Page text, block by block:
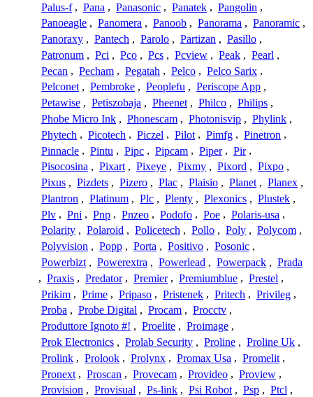
Palus-f , Pana , Panasonic , Panatek , Pangolin ,
Panoeagle , Panomera , Panoob , Panorama , Panoramic ,
Panoraxy , Pantech , Parolo , Partizan , Pasillo ,
Patronum , Pci , Pco , Pcs , Pcview , Peak , Pearl ,
Pecan , Pecham , Pegatah , Pelco , Pelco Sarix ,
Pelconet , Pembroke , Peoplefu , Periscope App ,
Petawise , Petiszobaja , Pheenet , Philco , Philips ,
Phobe Micro Ink , Phonescam , Photonisvip , Phylink ,
Phytech , Picotech , Piczel , Pilot , Pimfg , Pinetron ,
Pinnacle , Pintu , Pipc , Pipcam , Piper , Pir ,
Pisocosina , Pixart , Pixeye , Pixmy , Pixord , Pixpo ,
Pixus , Pizdets , Pizero , Plac , Plaisio , Planet , Planex ,
Plantron , Platinum , Plc , Plenty , Plexonics , Plustek ,
Plv , Pni , Pnp , Pnzeo , Podofo , Poe , Polaris-usa ,
Polarity , Polaroid , Policetech , Pollo , Poly , Polycom ,
Polyvision , Popp , Porta , Positivo , Posonic ,
Powerbizt , Powerextra , Powerlead , Powerpack , Prada
, Praxis , Predator , Premier , Premiumblue , Prestel ,
Prikim , Prime , Pripaso , Pristenek , Pritech , Privileg ,
Proba , Probe Digital , Procam , Procctv ,
Produttore Ignoto #! , Proelite , Proimage ,
Prok Electronics , Prolab Security , Proline , Proline Uk ,
Prolink , Prolook , Prolynx , Promax Usa , Promelit ,
Pronext , Proscan , Provecam , Provideo , Proview ,
Provision , Provisual , Ps-link , Psi Robot , Psp , Ptcl ,